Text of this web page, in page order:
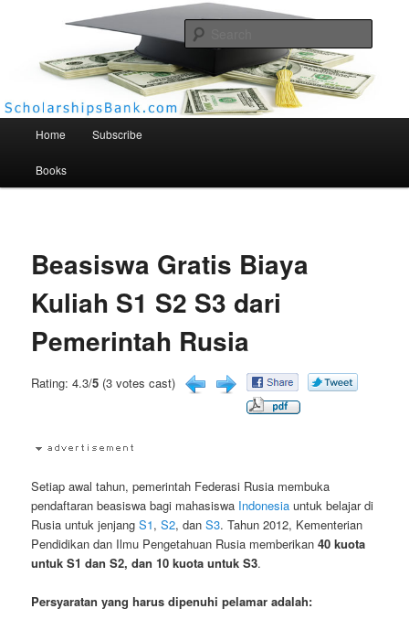
Scholarships Bank
Home Subscribe
Books
Beasiswa Gratis Biaya
Kuliah S1 S2 S3 dari
Pemerintah Rusia
Rating: 4.3/5 (3 votes cast)
Setiap awal tahun, pemerintah Federasi Rusia membuka
pendaftaran beasiswa bagi mahasiswa Indonesia untuk belajar di
Rusia untuk jenjangS1,S2, danS3. Tahun 2012, Kementerian
Pendidikan dan Ilmu Pengetahuan Rusia memberikan40 kuota
untuk S1 dan S2, dan 10 kuota untuk S3.
Persyaratan yang harus dipenuhi pelamar adalah: